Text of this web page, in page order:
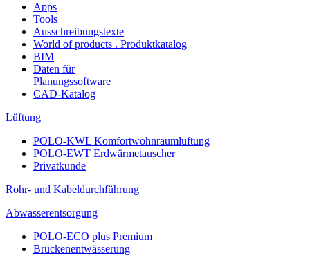
Apps
Tools
Ausschreibungstexte
World of products . Produktkatalog
BIM
Daten für
Planungssoftware
CAD-Katalog
Lüftung
POLO-KWL Komfortwohnraumlüftung
POLO-EWT Erdwärmetauscher
Privatkunde
Rohr- und Kabeldurchführung
Abwasserentsorgung
POLO-ECO plus Premium
Brückenentwässerung